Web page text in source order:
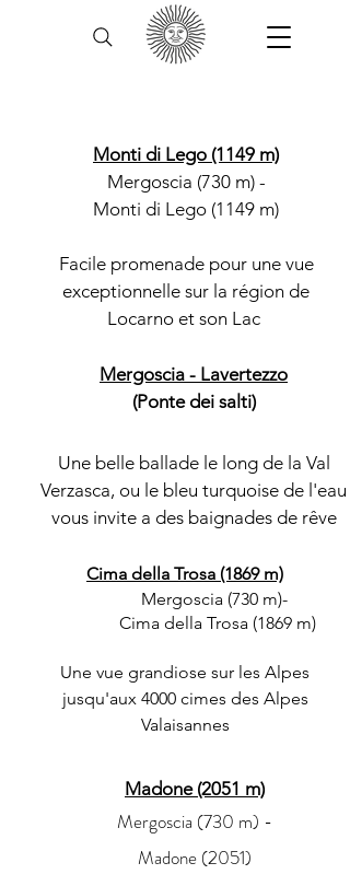
Monti di Lego (1149 m)
Mergoscia (730 m) -
Monti di Lego (1149 m)
Facile promenade pour une vue
exceptionnelle sur la région de
Locarno et son Lac
Mergoscia - Lavertezzo
(Ponte dei salti)
Une belle ballade le long de la Val
Verzasca, ou le bleu turquoise de l'eau
vous invite a des baignades de rêve
Cima della Trosa (1869 m)
Mergoscia (730 m)-
Cima della Trosa (1869 m)
Une vue grandiose sur les Alpes
jusqu'aux 4000 cimes des Alpes
Valaisannes
Madone (2051 m)
Mergoscia (730 m) -
Madone (2051)